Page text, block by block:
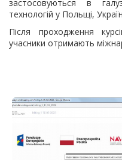
застосовуються в
технологій у Польщі,
Після проходження
учасники отримають